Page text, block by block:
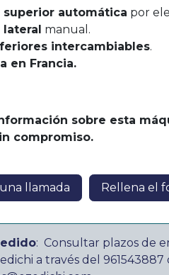
superior automática por
lateral manual.
intercambiables.
en Francia.
sobre esta
compromiso.
llamada Rellena el
: Consultar plazos de
a través del 961543887